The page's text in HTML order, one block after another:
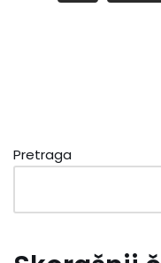
Pretraga